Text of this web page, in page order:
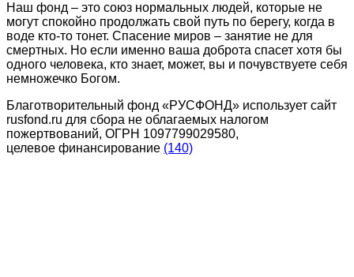
Наш фонд – это союз нормальных людей, которые не
могут спокойно продолжать свой путь по берегу, когда в
воде кто-то тонет. Спасение миров – занятие не для
смертных. Но если именно ваша доброта спасет хотя бы
одного человека, кто знает, может, вы и почувствуете себя
немножечко Богом.
Благотворительный фонд «РУСФОНД» использует сайт
rusfond.ru для сбора не облагаемых налогом
пожертвований, ОГРН 1097799029580,
целевое финансирование (140)